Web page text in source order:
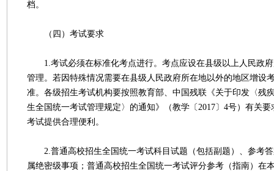
档。
（四）考试要求
1.考试必须在标准化考点进行。考点应设在县级以上人民政府
管理。若因特殊情况需要在县级人民政府所在地以外的地区增设
准。各级招生考试机构要按照教育部、中国残联《关于印发〈残
生全国统一考试管理规定〉的通知》（教学〔2017〕4号）有关
考试提供合理便利。
2.普通高校招生全国统一考试科目试题（包括副题）、参考答
属绝密级事项；普通高校招生全国统一考试评分参考（指南）在